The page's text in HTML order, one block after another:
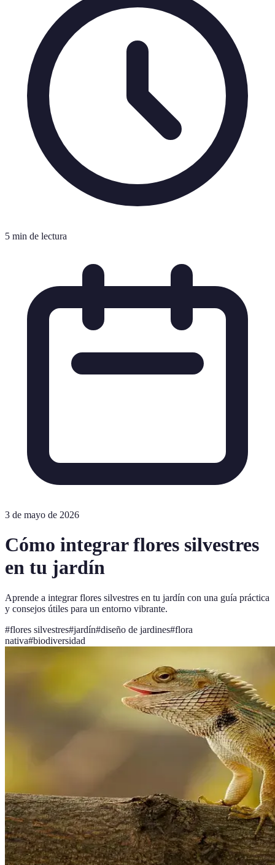
5 min de lectura
3 de mayo de 2026
Cómo integrar flores silvestres
en tu jardín
Aprende a integrar flores silvestres en tu jardín con una guía práctica
y consejos útiles para un entorno vibrante.
#flores silvestres#jardín#diseño de jardines#flora
nativa#biodiversidad